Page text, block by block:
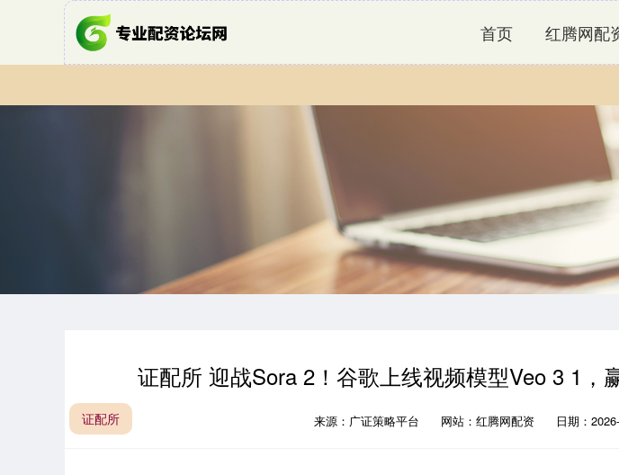
首页 红腾网配
证配所 迎战Sora 2！谷歌上线视频模型Veo 3 1，
证配所 来源：广证策略平台 网站：红腾网配资 日期：